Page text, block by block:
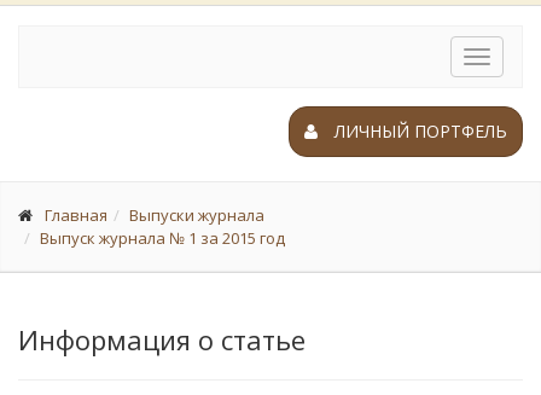
Toggle
ЛИЧНЫЙ ПОРТФЕЛЬ
Главная
Выпуски журнала
Выпуск журнала № 1 за 2015 год
Информация о статье